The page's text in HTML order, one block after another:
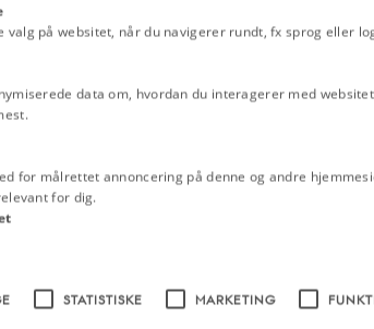
valg på websitet, når du navigerer rundt, fx sprog eller
data om, hvordan du interagerer med
for målrettet annoncering på denne og andre
for dig.
STATISTISKE MARKETING